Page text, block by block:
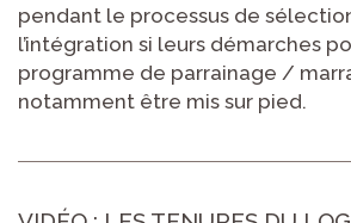
pendant le processus de
l’intégration si leurs démarches
programme de parrainage /
notamment être mis sur pied.